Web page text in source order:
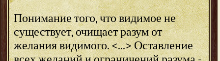
Понимание того, что видимое не
существует, очищает разум от
желания видимого. <...> Оставление